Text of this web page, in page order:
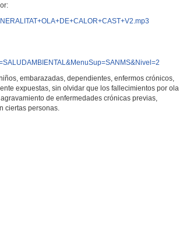
embarazadas, dependientes, enfermos crónicos,
expuestas, sin olvidar que los fallecimientos por ola
de enfermedades crónicas previas,
ciertas personas.